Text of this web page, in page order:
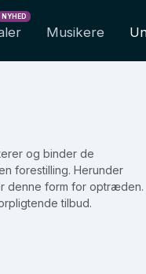
NYHED
Musikere
og binder de
forestilling. Herunder
denne form for optræden.
tilbud.